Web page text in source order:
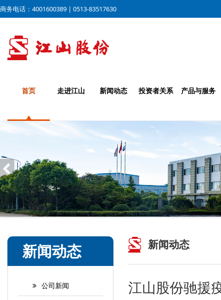
商务电话：4001600389 | 0513-83517630
首页 走进江山 新闻动态 投资者关系 产品与服务
新闻动态
公司新闻
新闻动态
江山股份驰援